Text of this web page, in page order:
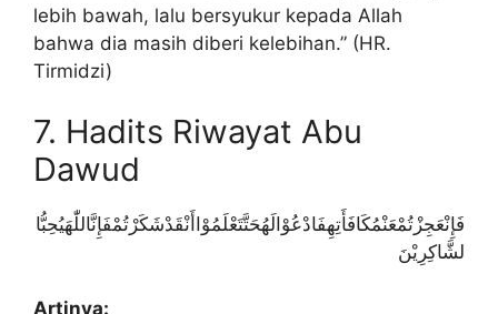
lebih bawah, lalu bersyukur kepada Allah
bahwa dia masih diberi kelebihan.” (HR.
Tirmidzi)
7. Hadits Riwayat Abu
Dawud
فَإِنْعَجِزْتُمْعَنْمُكَافَأَتِهِفَادْعُوْالَهُحَتَّتَعْلَمُوْاأَنْقَدْشَكَرْتُمْفَإِنَّاللّٰهَيُحِبُّا
لشَّاكِرِيْنَ
Artinya: